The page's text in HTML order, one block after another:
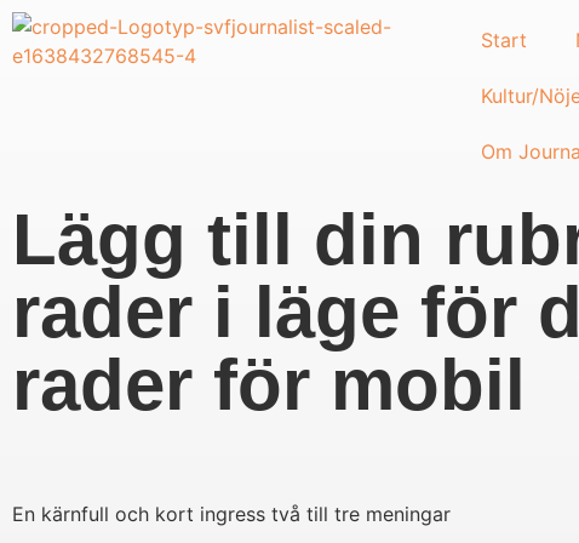
Start
Kultur/
Om
Lägg till din
rader i läge för
rader för mobil
En kärnfull och kort ingress två till tre meningar